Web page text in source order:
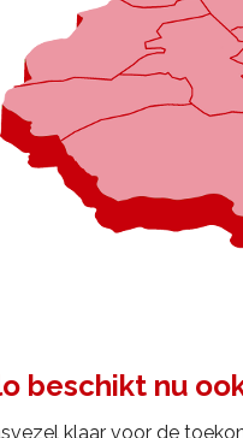
beschikt nu
klaar voor de